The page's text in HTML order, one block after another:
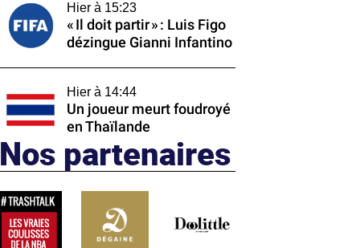
Hier à 15:23
« Il doit partir » : Luis Figo
dézingue Gianni Infantino
Hier à 14:44
Un joueur meurt foudroyé
en Thaïlande
Nos partenaires